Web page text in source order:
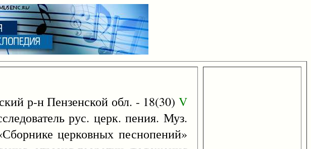
р-н Пензенской обл. - 18(30) V
рус. церк. пения. Муз.
церковных песнопений»